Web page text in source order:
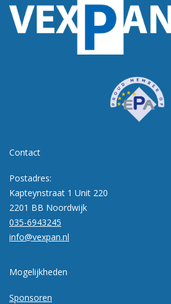
Contact
Postadres:
Kapteynstraat 1 Unit 220
2201 BB Noordwijk
035-6943245
info@vexpan.nl
Mogelijkheden
Sponsoren